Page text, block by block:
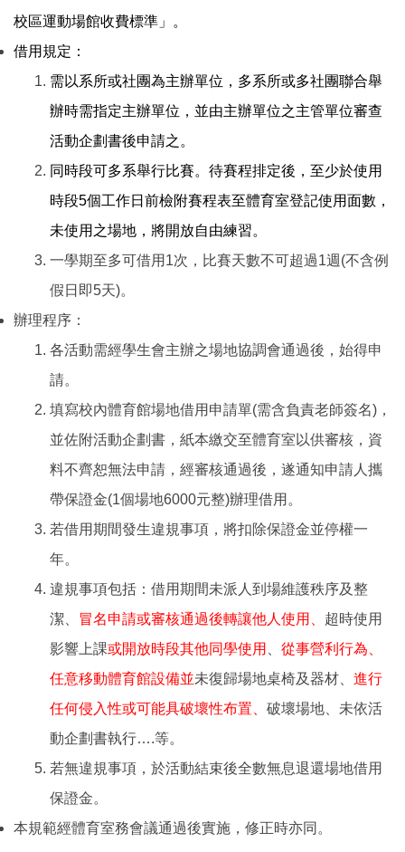
校區運動場館收費標準」。
借用規定：
需以系所或社團為主辦單位，多系所或多社團聯合舉
辦時需指定主辦單位，並由主辦單位之主管單位審查
活動企劃書後申請之。
同時段可多系舉行比賽。待賽程排定後，至少於使用
時段5個工作日前檢附賽程表至體育室登記使用面數，
未使用之場地，將開放自由練習。
一學期至多可借用1次，比賽天數不可超過1週(不含例
假日即5天)。
辦理程序：
各活動需經學生會主辦之場地協調會通過後，始得申
請。
填寫校內體育館場地借用申請單(需含負責老師簽名)，
並佐附活動企劃書，紙本繳交至體育室以供審核，資
料不齊恕無法申請，經審核通過後，遂通知申請人攜
帶保證金(1個場地6000元整)辦理借用。
若借用期間發生違規事項，將扣除保證金並停權一
年。
違規事項包括：借用期間未派人到場維護秩序及整
潔、
冒名申請或審核通過後轉讓他人使用、 超時使用
影響上課或開放時段其他同學使用
從事營利行為、
任意移動體育館設備並未復歸場地桌椅及器材、 進行
任何侵入性或可能具破壞性布置、 破壞場地、未依活
動企劃書執行….等。
若無違規事項，於活動結束後全數無息退還場地借用
保證金。
本規範經體育室務會議通過後實施，修正時亦同。